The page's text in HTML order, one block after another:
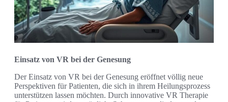
Einsatz von VR bei der Genesung
Der Einsatz von VR bei der Genesung eröffnet völlig neue
Perspektiven für Patienten, die sich in ihrem Heilungsprozess
unterstützen lassen möchten. Durch innovative VR Therapie